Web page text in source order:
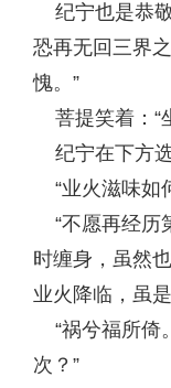
纪宁也是恭
恐再无回三界
愧。”
菩提笑着：“
纪宁在下方选
“业火滋味如
“不愿再经历
时缠身，虽然
业火降临，虽
“祸兮福所倚
次？”